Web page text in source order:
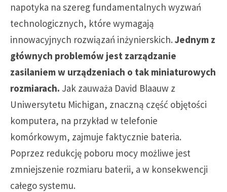
napotyka na szereg fundamentalnych wyzwań
technologicznych, które wymagają
innowacyjnych rozwiązań inżynierskich. Jednym z
głównych problemów jest zarządzanie
zasilaniem w urządzeniach o tak miniaturowych
rozmiarach. Jak zauważa David Blaauw z
Uniwersytetu Michigan, znaczną część objętości
komputera, na przykład w telefonie
komórkowym, zajmuje faktycznie bateria.
Poprzez redukcję poboru mocy możliwe jest
zmniejszenie rozmiaru baterii, a w konsekwencji
całego systemu.